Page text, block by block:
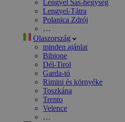
Lengyel Sas-hegység
Lengyel-Tátra
Polanica Zdrój
…
Olaszország
minden ajánlat
Bibione
Dél-Tirol
Garda-tó
Rimini és környéke
Toszkána
Trento
Velence
…